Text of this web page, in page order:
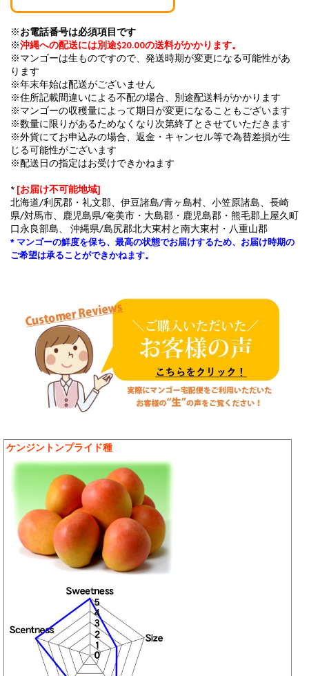
※お電話番号は必須項目です
※沖縄への配送には別途$20.00の送料がかかります。
※マンゴーは生ものですので、発送時期が変更になる可能性があ
ります
※年末年始は配送がございません
※住所記載間違いによる不配の場合、別途配送料がかかります
※マンゴーの収穫量によって期日が変更になることもございます
※数量に限りがあるためなくなり次第終了とさせていただきます
※外貨にてお申込みの場合、返金・キャンセル等で為替差損が生
じる可能性がございます
※配送日の指定はお受けできかねます
*[お届け不可能地域]
北海道/利尻郡・礼文郡、伊豆諸島/青ヶ島村、小笠原諸島、長崎
県/対馬市、鹿児島県/奄美市・大島郡・鹿児島郡・熊毛郡上屋久町
口永良部島、 沖縄県/島尻郡北大東村と南大東村・八重山郡
* マンゴーの鮮度を保ち、最高の状態でお届けするため、お届け時期の
ご希望は承ることができかねます。
ケンジントンプライド種